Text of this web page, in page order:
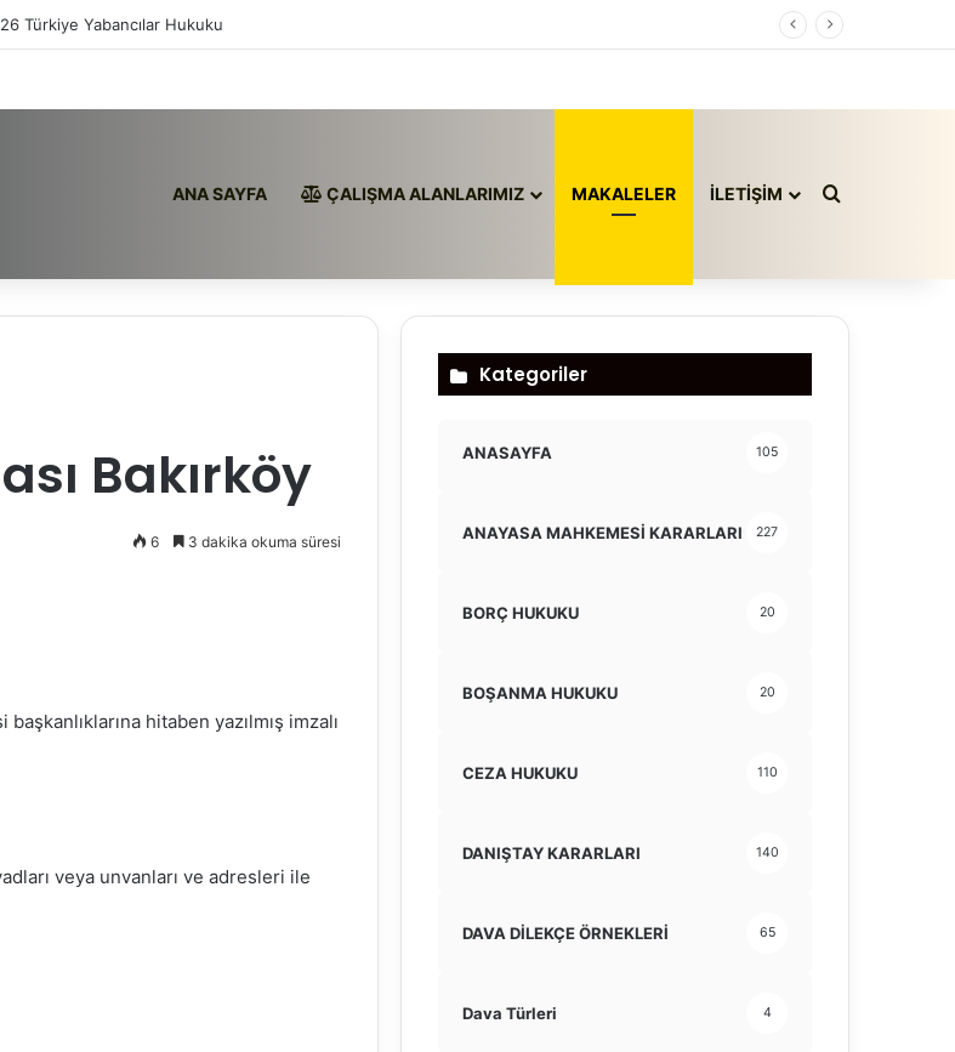
Türkiye Yabancılar Hukuku
ANA SAYFA ÇALIŞMA ALANLARIMIZ MAKALELER İLETİŞİM Arama yap
Bakırköy
6 3 dakika okuma süresi
hitaben yazılmış imzalı
veya unvanları ve adresleri ile
Kategoriler
ANASAYFA 105
ANAYASA MAHKEMESİ KARARLARI 227
BORÇ HUKUKU 20
BOŞANMA HUKUKU 20
CEZA HUKUKU 110
DANIŞTAY KARARLARI 140
DAVA DİLEKÇE ÖRNEKLERİ 65
Dava Türleri 4